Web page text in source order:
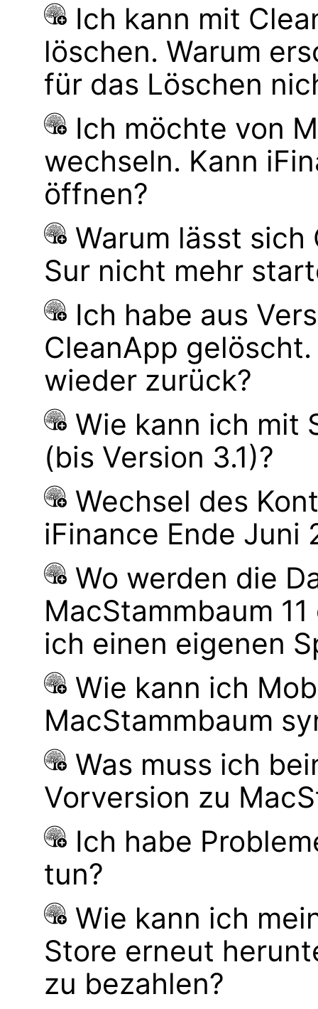
Ich kann mit
löschen. Warum
für das Löschen
Ich möchte von
wechseln. Kann
öffnen?
Warum lässt sich
Sur nicht mehr
Ich habe aus
CleanApp
wieder zurück?
Wie kann ich mit
(bis Version 3.1)?
Wechsel des
iFinance Ende Juni
Wo werden die
MacStammbaum
ich einen eigenen
Wie kann ich
MacStammbaum
Was muss ich
Vorversion zu
Ich habe
tun?
Wie kann ich
Store erneut
zu bezahlen?